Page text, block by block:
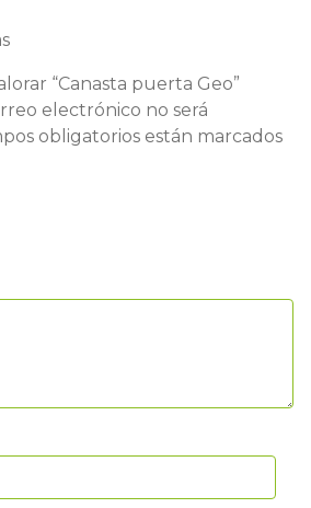
“Canasta puerta Geo”
electrónico no será
obligatorios están marcados